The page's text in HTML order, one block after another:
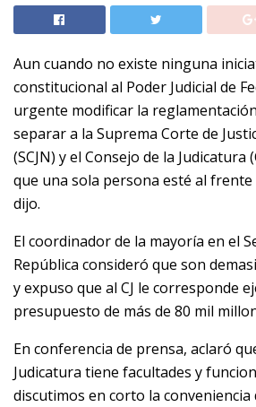
Aun cuando no existe ninguna
constitucional al Poder Judicial de
urgente modificar la
separar a la Suprema Corte de
(SCJN) y el Consejo de la Judicatura
que una sola persona esté al
dijo.
El coordinador de la mayoría en el
República consideró que son
y expuso que al CJ le corresponde
presupuesto de más de 80 mil
En conferencia de prensa, aclaró
Judicatura tiene facultades y
discutimos en corto la conveniencia